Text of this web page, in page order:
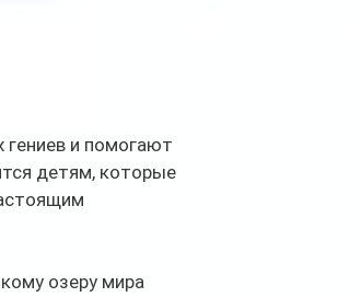
гениев и помогают
детям, которые
озеру мира